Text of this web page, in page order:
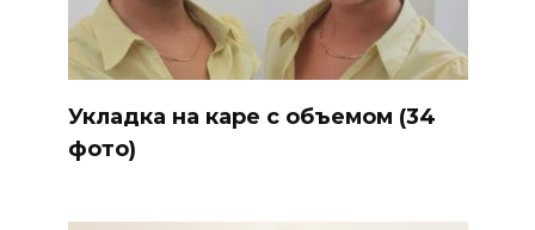
Укладка на каре с объемом (34
фото)